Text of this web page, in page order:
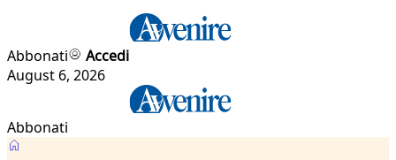
Abbonati
Accedi
August 6, 2026
Abbonati